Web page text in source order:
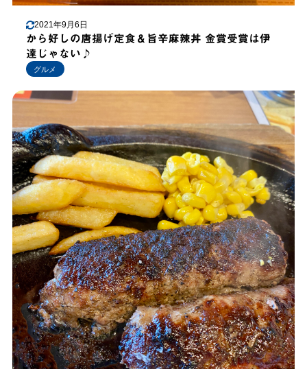
2021年9月6日
から好しの唐揚げ定食＆旨辛麻辣丼 金賞受賞は伊
達じゃない♪
グルメ